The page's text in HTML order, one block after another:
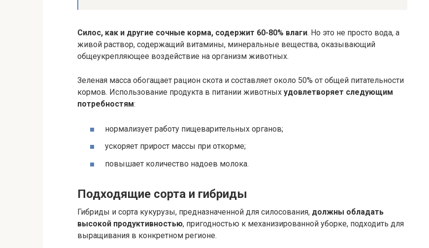
Силос, как и другие сочные корма, содержит 60-80% влаги. Но это не просто вода, а
живой раствор, содержащий витамины, минеральные вещества, оказывающий
общеукрепляющее воздействие на организм животных.
Зеленая масса обогащает рацион скота и составляет около 50% от общей питательности
кормов. Использование продукта в питании животных удовлетворяет следующим
потребностям:
нормализует работу пищеварительных органов;
ускоряет прирост массы при откорме;
повышает количество надоев молока.
Подходящие сорта и гибриды
Гибриды и сорта кукурузы, предназначенной для силосования, должны обладать
высокой продуктивностью, пригодностью к механизированной уборке, подходить для
выращивания в конкретном регионе.